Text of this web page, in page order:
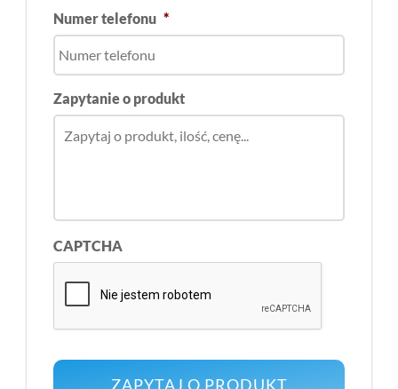
Numer telefonu *
Zapytanie o produkt
CAPTCHA